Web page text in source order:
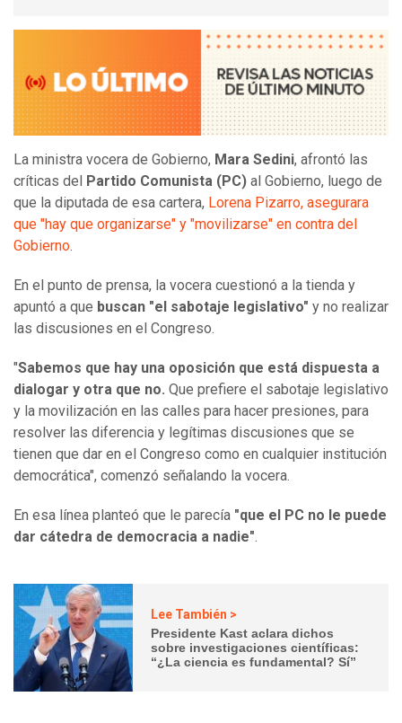
La ministra vocera de Gobierno, Mara Sedini, afrontó las
críticas del Partido Comunista (PC) al Gobierno, luego de
que la diputada de esa cartera, Lorena Pizarro, asegurara
que "hay que organizarse" y "movilizarse" en contra del
Gobierno.
En el punto de prensa, la vocera cuestionó a la tienda y
apuntó a que buscan "el sabotaje legislativo" y no realizar
las discusiones en el Congreso.
"Sabemos que hay una oposición que está dispuesta a
dialogar y otra que no. Que prefiere el sabotaje legislativo
y la movilización en las calles para hacer presiones, para
resolver las diferencia y legítimas discusiones que se
tienen que dar en el Congreso como en cualquier institución
democrática", comenzó señalando la vocera.
En esa línea planteó que le parecía "que el PC no le puede
dar cátedra de democracia a nadie".
Lee También >
Presidente Kast aclara dichos
sobre investigaciones científicas:
“¿La ciencia es fundamental? Sí”